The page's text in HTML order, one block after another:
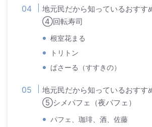
地元民だから知っているおすす
④回転寿司
根室花まる
トリトン
ぱさーる（すすきの）
地元民だから知っているおすす
⑤シメパフェ（夜パフェ）
パフェ、珈琲、酒、佐藤